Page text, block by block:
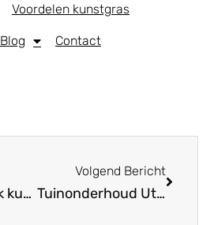
Voordelen kunstgras
Blog Contact
Kindvriendelijk kunstgras
Volgend Bericht
Tuinonderhoud Utrecht